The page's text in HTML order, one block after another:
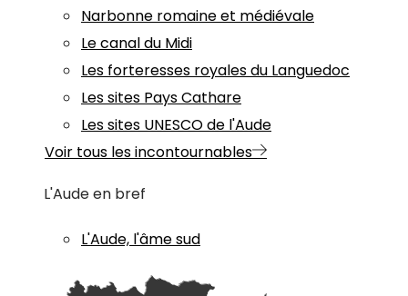
Narbonne romaine et médiévale
Le canal du Midi
Les forteresses royales du Languedoc
Les sites Pays Cathare
Les sites UNESCO de l'Aude
Voir tous les incontournables
L'Aude en bref
L'Aude, l'âme sud